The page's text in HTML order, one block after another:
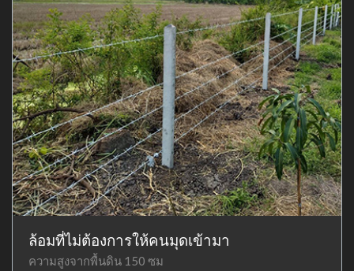
ล้อมที่ไม่ต้องการให้คนมุดเข้ามา
ความสูงจากพื้นดิน 150 ซม